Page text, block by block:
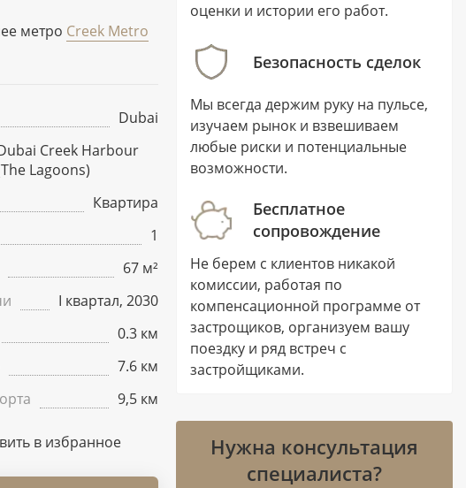
метро Creek Metro
Dubai
Creek Harbour
Lagoons)
Квартира
1
67 м²
I квартал, 2030
0.3 км
7.6 км
9,5 км
в избранное
оценки и истории его работ.
Безопасность сделок
Мы всегда держим руку на пульсе,
изучаем рынок и взвешиваем
любые риски и потенциальные
возможности.
Бесплатное
сопровождение
Не берем с клиентов никакой
комиссии, работая по
компенсационной программе от
застрощиков, организуем вашу
поездку и ряд встреч с
застройщиками.
Нужна консультация
специалиста?